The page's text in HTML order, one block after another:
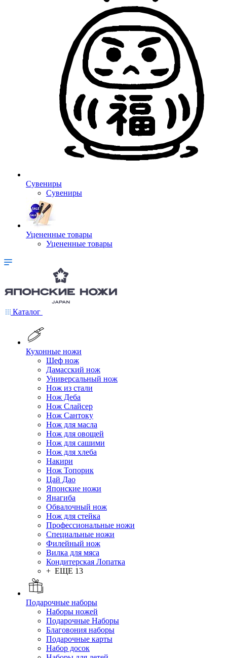
Сувениры
Сувениры
Уцененные товары
Уцененные товары
Каталог
Кухонные ножи
Шеф нож
Дамасский нож
Универсальный нож
Нож из стали
Нож Деба
Нож Слайсер
Нож Сантоку
Нож для масла
Нож для овощей
Нож для сашими
Нож для хлеба
Накири
Нож Топорик
Цай Дао
Японские ножи
Янагиба
Обвалочный нож
Нож для стейка
Профессиональные ножи
Специальные ножи
Филейный нож
Вилка для мяса
Кондитерская Лопатка
+ ЕЩЕ 13
Подарочные наборы
Наборы ножей
Подарочные Наборы
Благовония наборы
Подарочные карты
Набор досок